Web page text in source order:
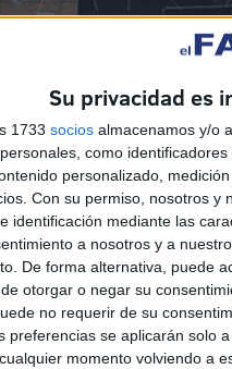
Su privacidad es
1733 socios almacenamos y/o
como
personalizado,
Con su permiso, nosotros y
identificación mediante las
a nosotros y a
De forma alternativa, puede
otorgar o negar su
no requerir de su
preferencias se aplicarán solo
momento volviendo a